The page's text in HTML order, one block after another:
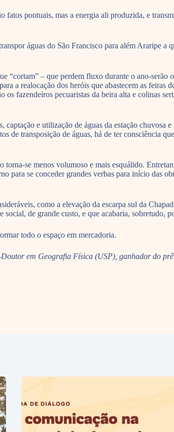
fatos pontuais, mas a energia ali produzida, e
águas do São Francisco para além Araripe
“cortam” – que perdem fluxo durante o ano-
a realocação dos heróis que abastecem as
fazendeiros pecuaristas da beira alta e colinas
e utilização de águas da estação
de transposição de águas, há de ter consciência
se menos volumoso e mais esquálido.
para se conceder grandes verbas para início das
como a elevação da escarpa sul da
de grande custo, e que acabaria, sobretudo,
todo o espaço em mercadoria.
em Geografia Física (USP), ganhador do